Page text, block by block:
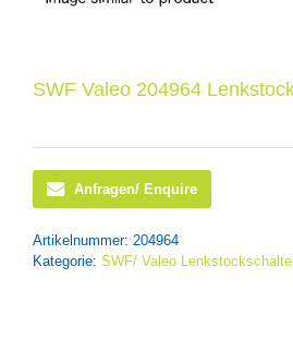
SWF Valeo 204964
Anfragen/ Enquire
Artikelnummer: 204964
Kategorie: SWF/ Valeo